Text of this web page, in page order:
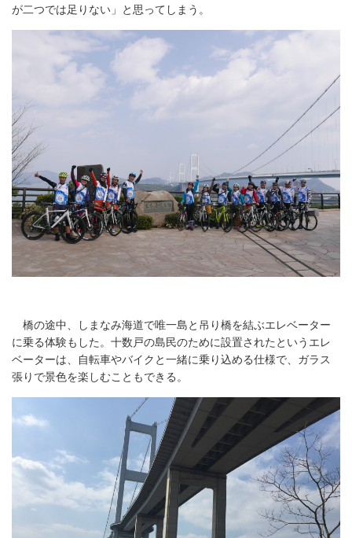
が二つでは足りない」と思ってしまう。
橋の途中、しまなみ海道で唯一島と吊り橋を結ぶエレベーター
に乗る体験もした。十数戸の島民のために設置されたというエレ
ベーターは、自転車やバイクと一緒に乗り込める仕様で、ガラス
張りで景色を楽しむこともできる。